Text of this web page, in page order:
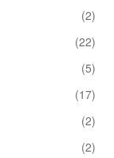
(2)
(22)
(5)
(17)
(2)
(2)